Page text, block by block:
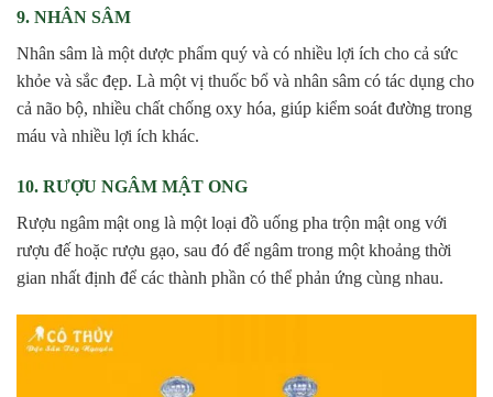
9. NHÂN SÂM
Nhân sâm là một dược phẩm quý và có nhiều lợi ích cho cả sức
khỏe và sắc đẹp. Là một vị thuốc bổ và nhân sâm có tác dụng cho
cả não bộ, nhiều chất chống oxy hóa, giúp kiểm soát đường trong
máu và nhiều lợi ích khác.
10. RƯỢU NGÂM MẬT ONG
Rượu ngâm mật ong là một loại đồ uống pha trộn mật ong với
rượu đế hoặc rượu gạo, sau đó để ngâm trong một khoảng thời
gian nhất định để các thành phần có thể phản ứng cùng nhau.